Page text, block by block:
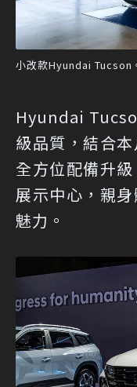
小改款Hyundai Tucson
Hyundai
級品質，結合
全方位配備升
展示中心，親
魅力。